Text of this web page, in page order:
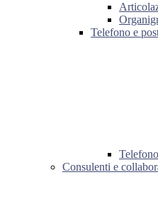
Telefono e
Consulenti e